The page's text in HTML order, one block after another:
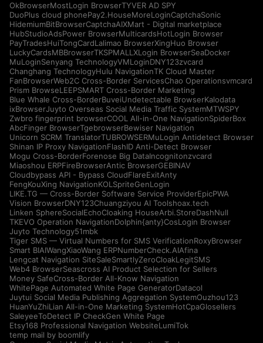
OkBrowserMostLogin BrowserTYVER AD SPY
DuoPlus cloud phonePay2.HouseMoreLoginCaptchaSonic
HidemiumBitBrowserCaptchaAIXMart - Digital marketplace
HubStudioAdsPower BrowserMulticardsHotLogin Browser
PayTradesHuiTongCardLalimao BrowserXingHuo Browser
LuckyCardsMBBrowserTKSPMALLXLogin BrowserSeaDocker
MuLoginSenyang TechnologyVMLoginDNY123zvcard
Changhang TechnologyHulu NavigationTK Cloud Master
FanBrowserWeb2C Cross-Border ServicesChao Operationsvmcard
Prism BrowseLEEPSMART Cross-Border Marketing
Blue Whale Cross-BorderBuveiUndetectable BrowserKalodata
ixBrowserJuyto Overseas Social Media Traffic SystemMTWSPY
Zwbro fingerprint browserCOOL All-in-One NavigationSpiderBox
AbcFinger BrowserTgebrowserBewiser Navigation
Unicorn SCRM TranslatorTUBROWSERMuLogin Antidetect Browser
Shinan IP Proxy NavigationFlashID Anti-Detect Browser
Mogu Cross-BorderForenose Big DataIncognitonzvcard
Miaoshou ERPFireBrowserAntic BrowserGEBINAV
Cloudbypass API - Bypass CloudFlareExitAnty
FengKouXing NavigationKOLSpriteGenLogin
LIKE.TG — Cross-Border Software Service ProviderEpicPWA
Vision BrowserDNY123Chuangziyou AI Toolshoax.tech
Linken SphereSocialEchoCloaking HouseArbi.StoreDashNull
TKEVO Operation NavigationDolphin{anty}CosLogin Browser
Juyto Technology51mbk
Tiger SMS — Virtual Numbers for SMS VerificationRoxyBrowser
Smart BIAIWangXiaoWang ERPNumberCheck.AIAfina
Lengcat Navigation SiteSaleSmartlyZeroCloakLegitSMS
Web4 BrowserSeascross AI Product Selection for Sellers
Money SafeCross-Border All-Know Navigation
WhitePage Automated White Page GeneratorDatacol
Juytui Social Media Publishing Aggregation SystemOuzhou123
HuanYuZhiLian All-in-One Marketing SystemHotCpaGlosellers
SaleyeeToDetect IP CheckGen White Page
Etsy168 Professional Navigation WebsiteLumiTok
temp mail by boomlify